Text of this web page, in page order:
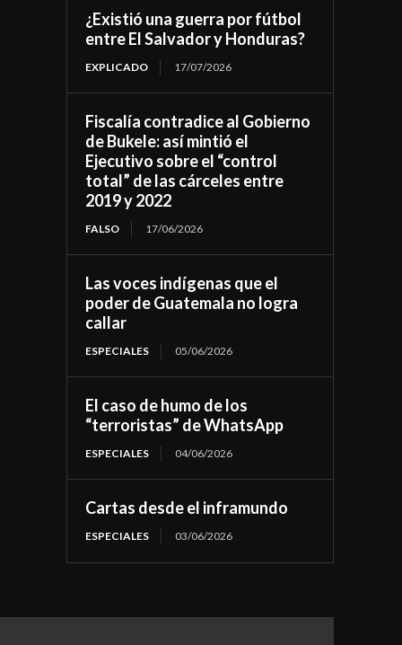
¿Existió una guerra por fútbol
entre El Salvador y Honduras?
EXPLICADO 17/07/2026
Fiscalía contradice al Gobierno
de Bukele: así mintió el
Ejecutivo sobre el “control
total” de las cárceles entre
2019 y 2022
FALSO 17/06/2026
Las voces indígenas que el
poder de Guatemala no logra
callar
ESPECIALES 05/06/2026
El caso de humo de los
“terroristas” de WhatsApp
ESPECIALES 04/06/2026
Cartas desde el inframundo
ESPECIALES 03/06/2026